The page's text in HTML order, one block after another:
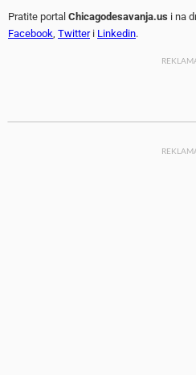
Pratite portal Chicagodesavanja.us i na
Facebook, Twitteri Linkedin.